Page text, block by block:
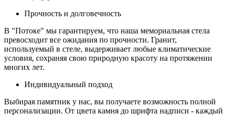
Прочность и долговечность
В "Потоке" мы гарантируем, что наша мемориальная стела
превосходит все ожидания по прочности. Гранит,
используемый в стеле, выдерживает любые климатические
условия, сохраняя свою природную красоту на протяжении
многих лет.
Индивидуальный подход
Выбирая памятник у нас, вы получаете возможность полной
персонализации. От цвета камня до шрифта надписи - каждый